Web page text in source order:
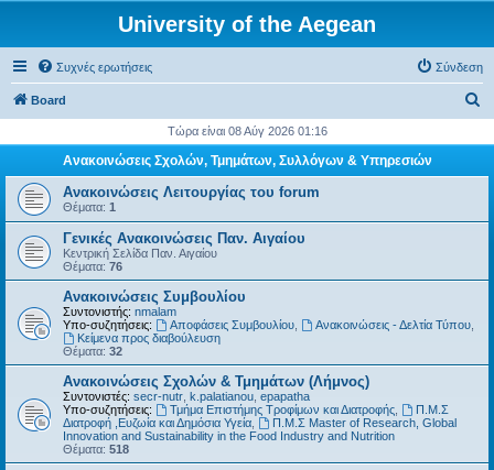
University of the Aegean
Συχνές ερωτήσεις Σύνδεση
Board
ζ
σ
Τώρα είναι 08 Αύγ 2026 01:16
Ανακοινώσεις Σχολών, Τμημάτων, Συλλόγων & Υπηρεσιών
Ανακοινώσεις Λειτουργίας του forum
Θέματα: 1
Γενικές Ανακοινώσεις Παν. Αιγαίου
Κεντρική Σελίδα Παν. Αιγαίου
Θέματα: 76
Ανακοινώσεις Συμβουλίου
Συντονιστής: nmalam
Υπο-συζητήσεις:
Αποφάσεις Συμβουλίου, Ανακοινώσεις - Δελτία Τύπου,
Kείμενα προς διαβούλευση
Θέματα: 32
Ανακοινώσεις Σχολών & Τμημάτων (Λήμνος)
Συντονιστές: secr-nutr k.palatianou epapatha
Υπο-συζητήσεις:
Τμήμα Επιστήμης Τροφίμων και Διατροφής,
Π.Μ.Σ
Διατροφή ,Ευζωία και Δημόσια Υγεία
Π.Μ.Σ Master of Research, Global
Innovation and Sustainability in the Food Industry and Nutrition
Θέματα: 518